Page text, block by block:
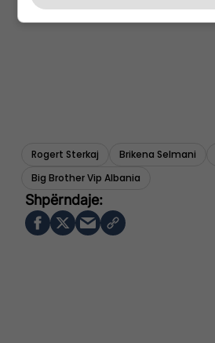
Rogert Sterkaj Brikena Selmani
Big Brother Vip Albania